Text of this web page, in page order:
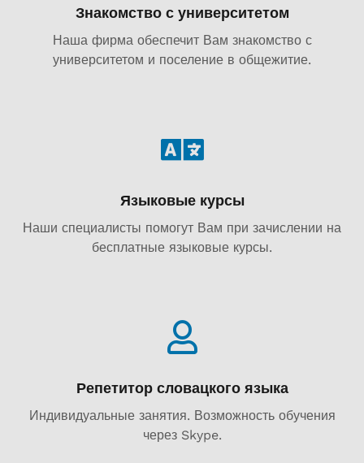
Знакомство с университетом
Наша фирма обеспечит Вам знакомство с
университетом и поселение в общежитие.
Языковые курсы
Наши специалисты помогут Вам при зачислении на
бесплатные языковые курсы.
Репетитор словацкого языка
Индивидуальные занятия. Возможность обучения
через Skype.